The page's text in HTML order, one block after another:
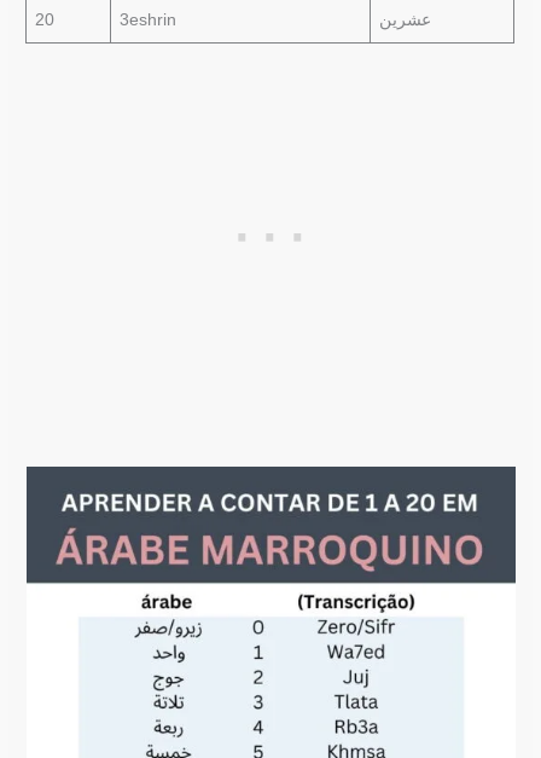
20 3eshrin عشرين